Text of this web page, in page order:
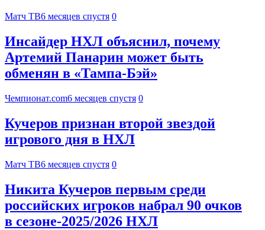
Матч ТВ6 месяцев спустя 0
Инсайдер НХЛ объяснил, почему
Артемий Панарин может быть
обменян в «Тампа-Бэй»
Чемпионат.com6 месяцев спустя 0
Кучеров признан второй звездой
игрового дня в НХЛ
Матч ТВ6 месяцев спустя 0
Никита Кучеров первым среди
российских игроков набрал 90 очков
в сезоне-2025/2026 НХЛ